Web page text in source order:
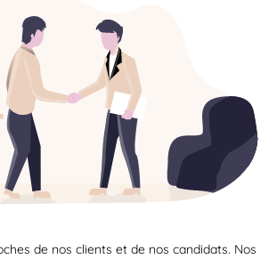
de nos clients et de nos candidats. Nos